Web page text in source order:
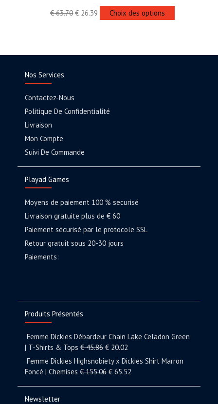
€63.70 € 26.39 Choix des options
Nos Services
Contactez-Nous
Politique De Confidentialité
Livraison
Mon Compte
Suivi De Commande
Playad Games
Moyens de paiement 100 % securisé
Livraison gratuite plus de € 60
Paiement sécurisé par le protocole SSL
Retour gratuit sous 20-30 jours
Paiements:
Produits Présentés
Femme Dickies Débardeur Chain Lake Celadon Green
| T-Shirts & Tops €45.86 € 20.02
Femme Dickies Highsnobiety x Dickies Shirt Marron
Foncé | Chemises €155.06 € 65.52
Newsletter